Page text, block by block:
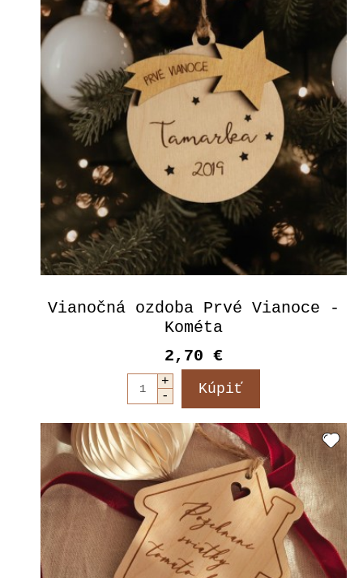
Vianočná ozdoba Prvé Vianoce -
Kométa
2,70 €